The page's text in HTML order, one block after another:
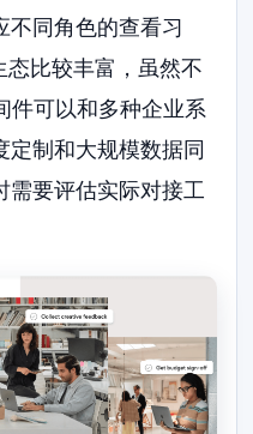
不同角色的查看习
比较丰富，虽然不
件可以和多种企业系
定制和大规模数据同
需要评估实际对接工